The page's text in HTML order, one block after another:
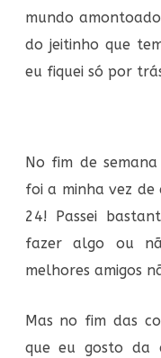
mundo
do jeitinho que
eu fiquei só por
No fim de
foi a minha vez
24! Passei
fazer algo ou
melhores amigos
Mas no fim das
que eu gosto da